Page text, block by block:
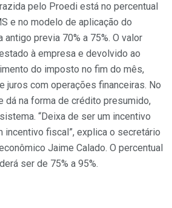
pelo Proedi está no percentual
e no modelo de aplicação do
antigo previa 70% a 75%. O valor
à empresa e devolvido ao
do imposto no fim do mês,
juros com operações financeiras. No
dá na forma de crédito presumido,
“Deixa de ser um incentivo
incentivo fiscal”, explica o secretário
Jaime Calado. O percentual
ser de 75% a 95%.